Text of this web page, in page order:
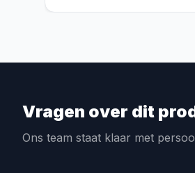
Vragen over dit
Ons team staat klaar met